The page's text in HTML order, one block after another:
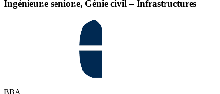
Ingénieur.e senior.e, Génie civil – Infrastructures
BBA